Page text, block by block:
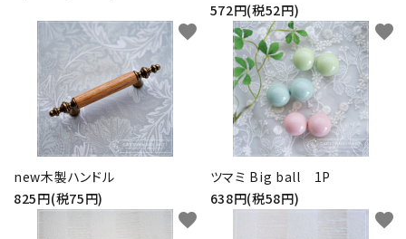
572円(税52円)
new木製ハンドル
825円(税75円)
favorite
ツマミ Big ball 1P
638円(税58円)
favorite
favorite favorite